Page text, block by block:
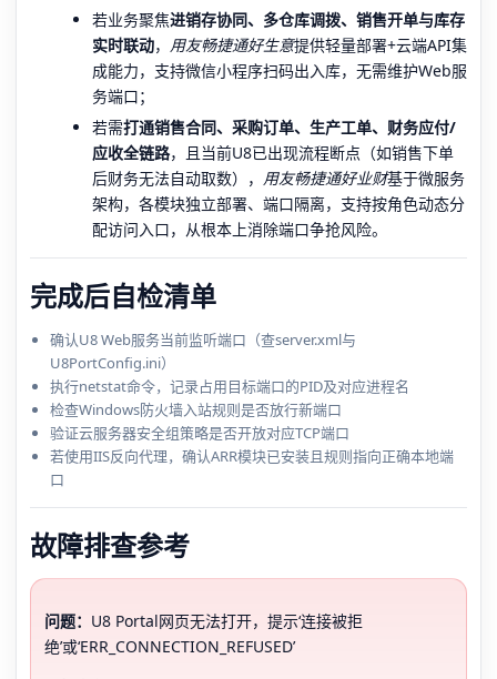
若业务聚焦进销存协同、多仓库调拨、销售开单与库存
实时联动， 用友畅捷通好生意提供轻量部署+云端API集
成能力，支持微信小程序扫码出入库，无需维护Web服
务端口；
若需打通销售合同、采购订单、生产工单、财务应付/
应收全链路，且当前U8已出现流程断点（如销售下单
后财务无法自动取数）， 用友畅捷通好业财基于微服务
架构，各模块独立部署、端口隔离，支持按角色动态分
配访问入口，从根本上消除端口争抢风险。
完成后自检清单
确认U8 Web服务当前监听端口（查server.xml与
U8PortConfig.ini）
执行netstat命令，记录占用目标端口的PID及对应进程名
检查Windows防火墙入站规则是否放行新端口
验证云服务器安全组策略是否开放对应TCP端口
若使用IIS反向代理，确认ARR模块已安装且规则指向正确本地端
口
故障排查参考
问题： U8 Portal网页无法打开，提示‘连接被拒
绝’或‘ERR_CONNECTION_REFUSED’